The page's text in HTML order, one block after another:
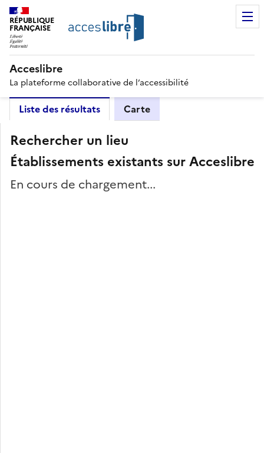
RÉPUBLIQUE
FRANÇAISE
Acceslibre
La plateforme collaborative de l’accessibilité
Liste des résultats Carte
Rechercher un lieu
Établissements existants sur Acceslibre
En cours de chargement...